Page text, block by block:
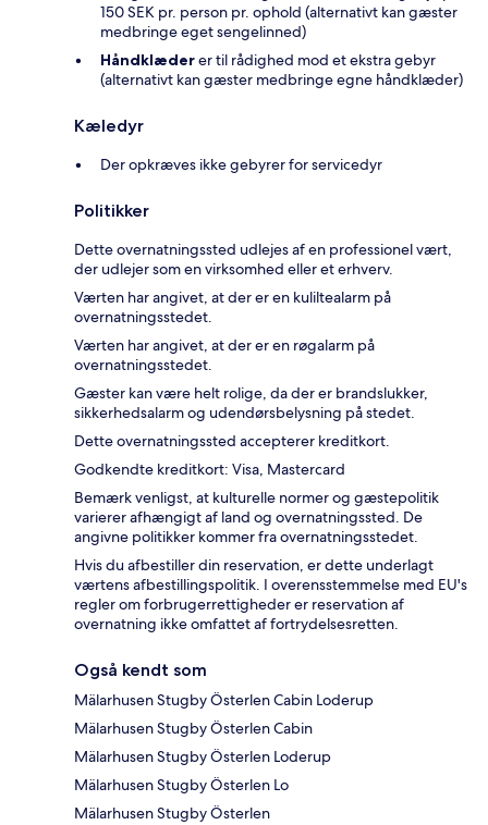
150 SEK pr. person pr. ophold (alternativt kan gæster
medbringe eget sengelinned)
Håndklæderer til rådighed mod et ekstra gebyr
(alternativt kan gæster medbringe egne håndklæder)
Kæledyr
Der opkræves ikke gebyrer for servicedyr
Politikker
Dette overnatningssted udlejes af en professionel vært,
der udlejer som en virksomhed eller et erhverv.
Værten har angivet, at der er en kuliltealarm på
overnatningsstedet.
Værten har angivet, at der er en røgalarm på
overnatningsstedet.
Gæster kan være helt rolige, da der er brandslukker,
sikkerhedsalarm og udendørsbelysning på stedet.
Dette overnatningssted accepterer kreditkort.
Godkendte kreditkort: Visa, Mastercard
Bemærk venligst, at kulturelle normer og gæstepolitik
varierer afhængigt af land og overnatningssted. De
angivne politikker kommer fra overnatningsstedet.
Hvis du afbestiller din reservation, er dette underlagt
værtens afbestillingspolitik. I overensstemmelse med EU's
regler om forbrugerrettigheder er reservation af
overnatning ikke omfattet af fortrydelsesretten.
Også kendt som
Mälarhusen Stugby Österlen Cabin Loderup
Mälarhusen Stugby Österlen Cabin
Mälarhusen Stugby Österlen Loderup
Mälarhusen Stugby Österlen Lo
Mälarhusen Stugby Österlen